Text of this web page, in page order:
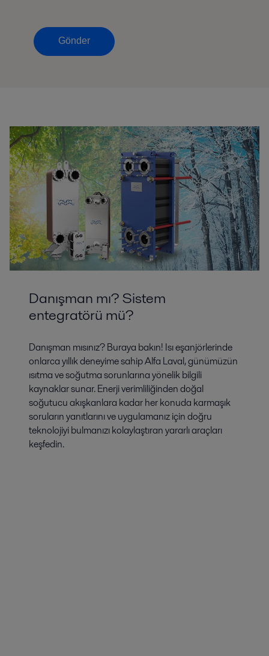
Gönder
Danışman mı? Sistem
entegratörü mü?
Danışman mısınız? Buraya bakın! Isı eşanjörlerinde
onlarca yıllık deneyime sahip Alfa Laval, günümüzün
ısıtma ve soğutma sorunlarına yönelik bilgili
kaynaklar sunar. Enerji verimliliğinden doğal
soğutucu akışkanlara kadar her konuda karmaşık
soruların yanıtlarını ve uygulamanız için doğru
teknolojiyi bulmanızı kolaylaştıran yararlı araçları
keşfedin.